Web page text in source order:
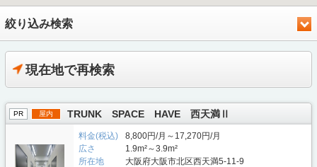
絞り込み検索
現在地で再検索
PR 屋内 TRUNK SPACE HAVE 西天満Ⅱ
料金(税込)
8,800円/月～17,270円/月
広さ
1.9m²～3.9m²
所在地
大阪府大阪市北区西天満5-11-9